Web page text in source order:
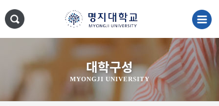
대학구성
MYONGJI UNIVERSITY